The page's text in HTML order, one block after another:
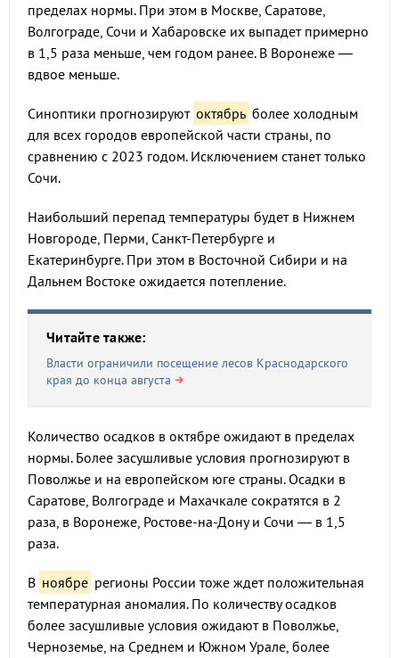
пределах нормы. При этом в Москве, Саратове,
Волгограде, Сочи и Хабаровске их выпадет примерно
в 1,5 раза меньше, чем годом ранее. В Воронеже —
вдвое меньше.
Синоптики прогнозируют октябрь более холодным
для всех городов европейской части страны, по
сравнению с 2023 годом. Исключением станет только
Сочи.
Наибольший перепад температуры будет в Нижнем
Новгороде, Перми, Санкт-Петербурге и
Екатеринбурге. При этом в Восточной Сибири и на
Дальнем Востоке ожидается потепление.
Читайте также:
Власти ограничили посещение лесов Краснодарского
края до конца августа
Количество осадков в октябре ожидают в пределах
нормы. Более засушливые условия прогнозируют в
Поволжье и на европейском юге страны. Осадки в
Саратове, Волгограде и Махачкале сократятся в 2
раза, в Воронеже, Ростове-на-Дону и Сочи — в 1,5
раза.
В ноябре регионы России тоже ждет положительная
температурная аномалия. По количеству осадков
более засушливые условия ожидают в Поволжье,
Черноземье, на Среднем и Южном Урале, более